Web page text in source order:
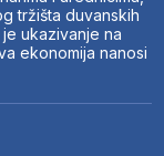
tržišta duvanskih
ukazivanje na
ekonomija nanosi